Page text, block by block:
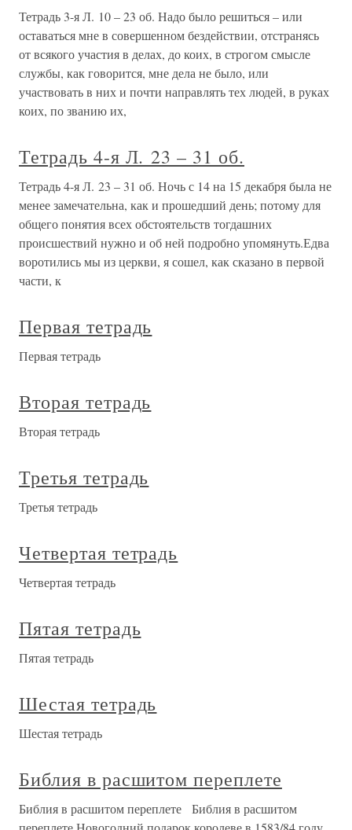
Тетрадь 3-я Л. 10 – 23 об. Надо было решиться – или
оставаться мне в совершенном бездействии, отстранясь
от всякого участия в делах, до коих, в строгом смысле
службы, как говорится, мне дела не было, или
участвовать в них и почти направлять тех людей, в руках
коих, по званию их,
Тетрадь 4-я Л. 23 – 31 об.
Тетрадь 4-я Л. 23 – 31 об. Ночь с 14 на 15 декабря была не
менее замечательна, как и прошедший день; потому для
общего понятия всех обстоятельств тогдашних
происшествий нужно и об ней подробно упомянуть.Едва
воротились мы из церкви, я сошел, как сказано в первой
части, к
Первая тетрадь
Первая тетрадь
Вторая тетрадь
Вторая тетрадь
Третья тетрадь
Третья тетрадь
Четвертая тетрадь
Четвертая тетрадь
Пятая тетрадь
Пятая тетрадь
Шестая тетрадь
Шестая тетрадь
Библия в расшитом переплете
Библия в расшитом переплете Библия в расшитом